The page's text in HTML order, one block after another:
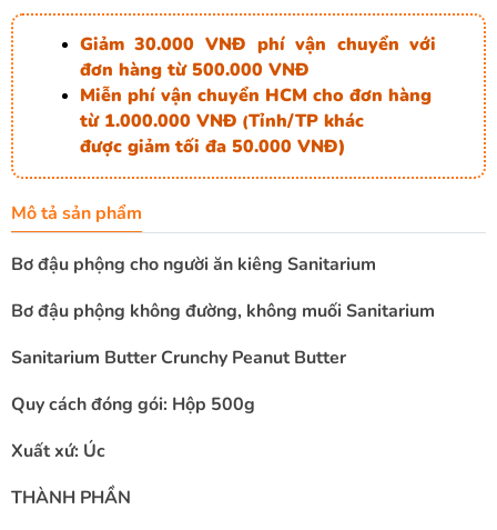
Giảm 30.000 VNĐ phí vận chuyển với
đơn hàng từ 500.000 VNĐ
Miễn phí vận chuyển HCM cho đơn hàng
từ 1.000.000 VNĐ (Tỉnh/TP khác
được giảm tối đa 50.000 VNĐ)
Mô tả sản phẩm
Bơ đậu phộng cho người ăn kiêng Sanitarium
Bơ đậu phộng không đường, không muối Sanitarium
Sanitarium Butter Crunchy Peanut Butter
Quy cách đóng gói: Hộp 500g
Xuất xứ: Úc
THÀNH PHẦN